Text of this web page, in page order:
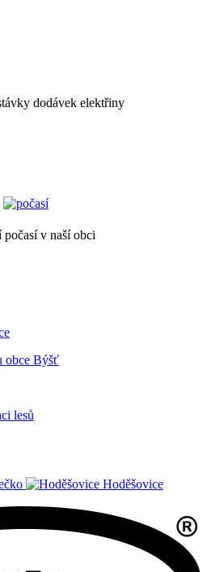
dodávek elektřiny
v naší obci
obce Býšť
lesů
Hoděšovice